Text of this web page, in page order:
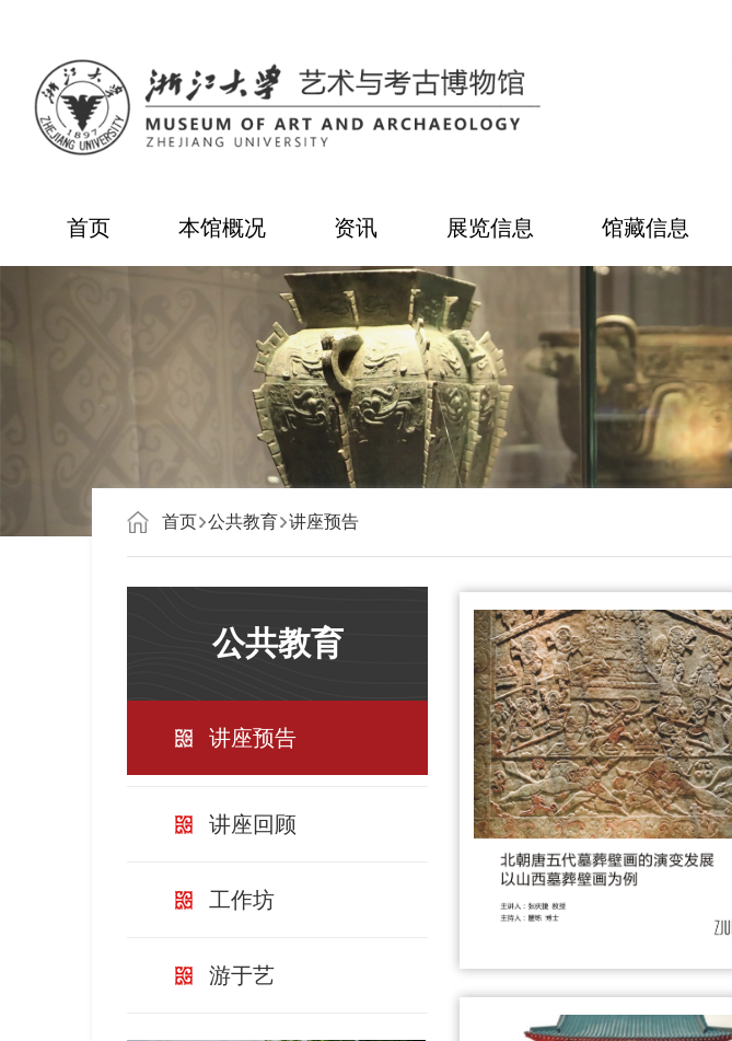
首页 本馆概况 资讯 展览信息 馆藏信息
首页 公共教育 讲座预告
公共教育
讲座预告
讲座回顾
工作坊
游于艺